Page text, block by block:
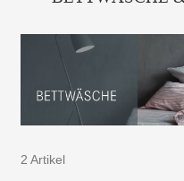
2 Artikel